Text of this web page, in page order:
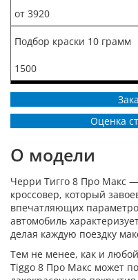
от 3920
Подбор краски 10 грамм
1500
Оценка
О модели
Черри Тигго 8 Про Макс
кроссовер, который
впечатляющих
автомобиль
делая каждую поездку
Тем не менее, как и
Tiggo 8 Про Макс может